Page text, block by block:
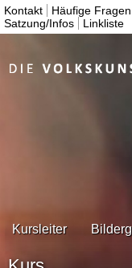
Kontakt Häufige Fragen
Satzung/Infos
Linkliste
Kursleiter